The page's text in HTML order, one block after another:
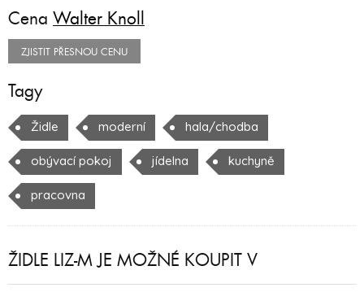
Cena Walter Knoll
ZJISTIT PŘESNOU CENU
Tagy
Židle moderní hala/chodba
obývací pokoj jídelna kuchyně
pracovna
ŽIDLE LIZ-M JE MOŽNÉ KOUPIT V